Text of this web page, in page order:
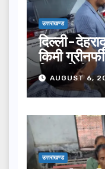
उत्तराखण्ड
दिल्ली-
किमी
कियाAUGUST 6,
उत्तराखण्ड